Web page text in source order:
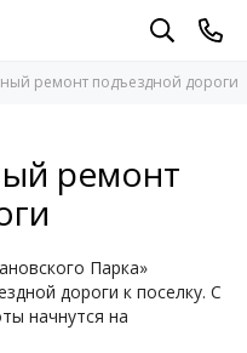
ремонт подъездной дороги
ремонт
Парка»
дороги к поселку. С
начнутся на